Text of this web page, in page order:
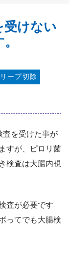
受けない
ープ切除
査を受けた事が
すが、ピロリ菌
検査は大腸内視
査が必要です
ってでも大腸検